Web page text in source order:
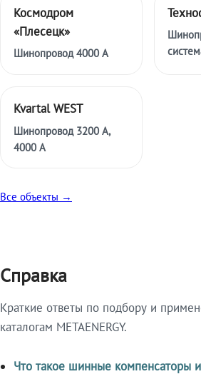
Космодром
«Плесецк»
Шинопровод 4000 А
Kvartal WEST
Шинопровод 3200 А,
4000 А
Все объекты →
Справка
Краткие ответы по подбору и
каталогам METAENERGY.
Что такое шинные компенсаторы